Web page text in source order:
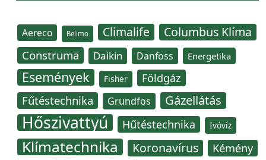
Aereco Belimo Climalife Columbus Klíma
Construma Daikin Danfoss Energetika
Események Fisher Földgáz
Fűtéstechnika Grundfos Gázellátás
Hőszivattyú Hűtéstechnika Ivóvíz
Klímatechnika Koronavírus Kémény